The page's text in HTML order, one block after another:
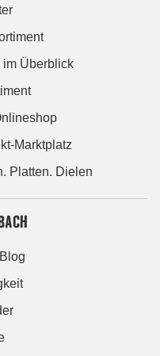
im Überblick
Marktplatz
Platten. Dielen